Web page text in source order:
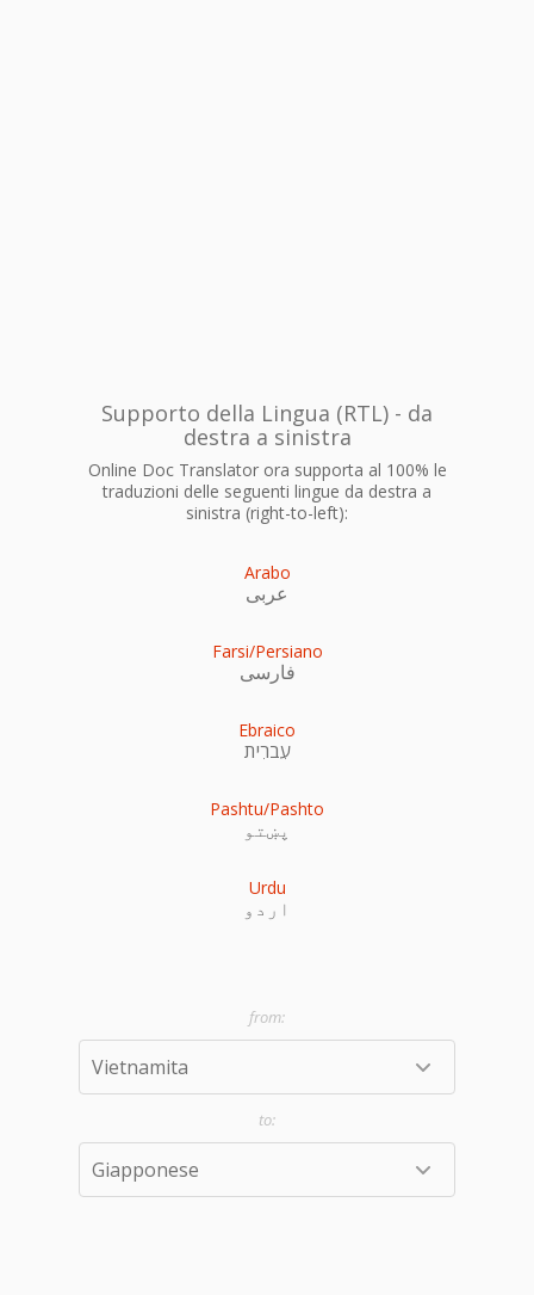
Supporto della Lingua (RTL) - da
destra a sinistra
Online Doc Translator ora supporta al 100% le
traduzioni delle seguenti lingue da destra a
sinistra (right-to-left):
Arabo
عربى
Farsi/Persiano
فارسی
Ebraico
עִברִית
Pashtu/Pashto
پښتو
Urdu
اردو